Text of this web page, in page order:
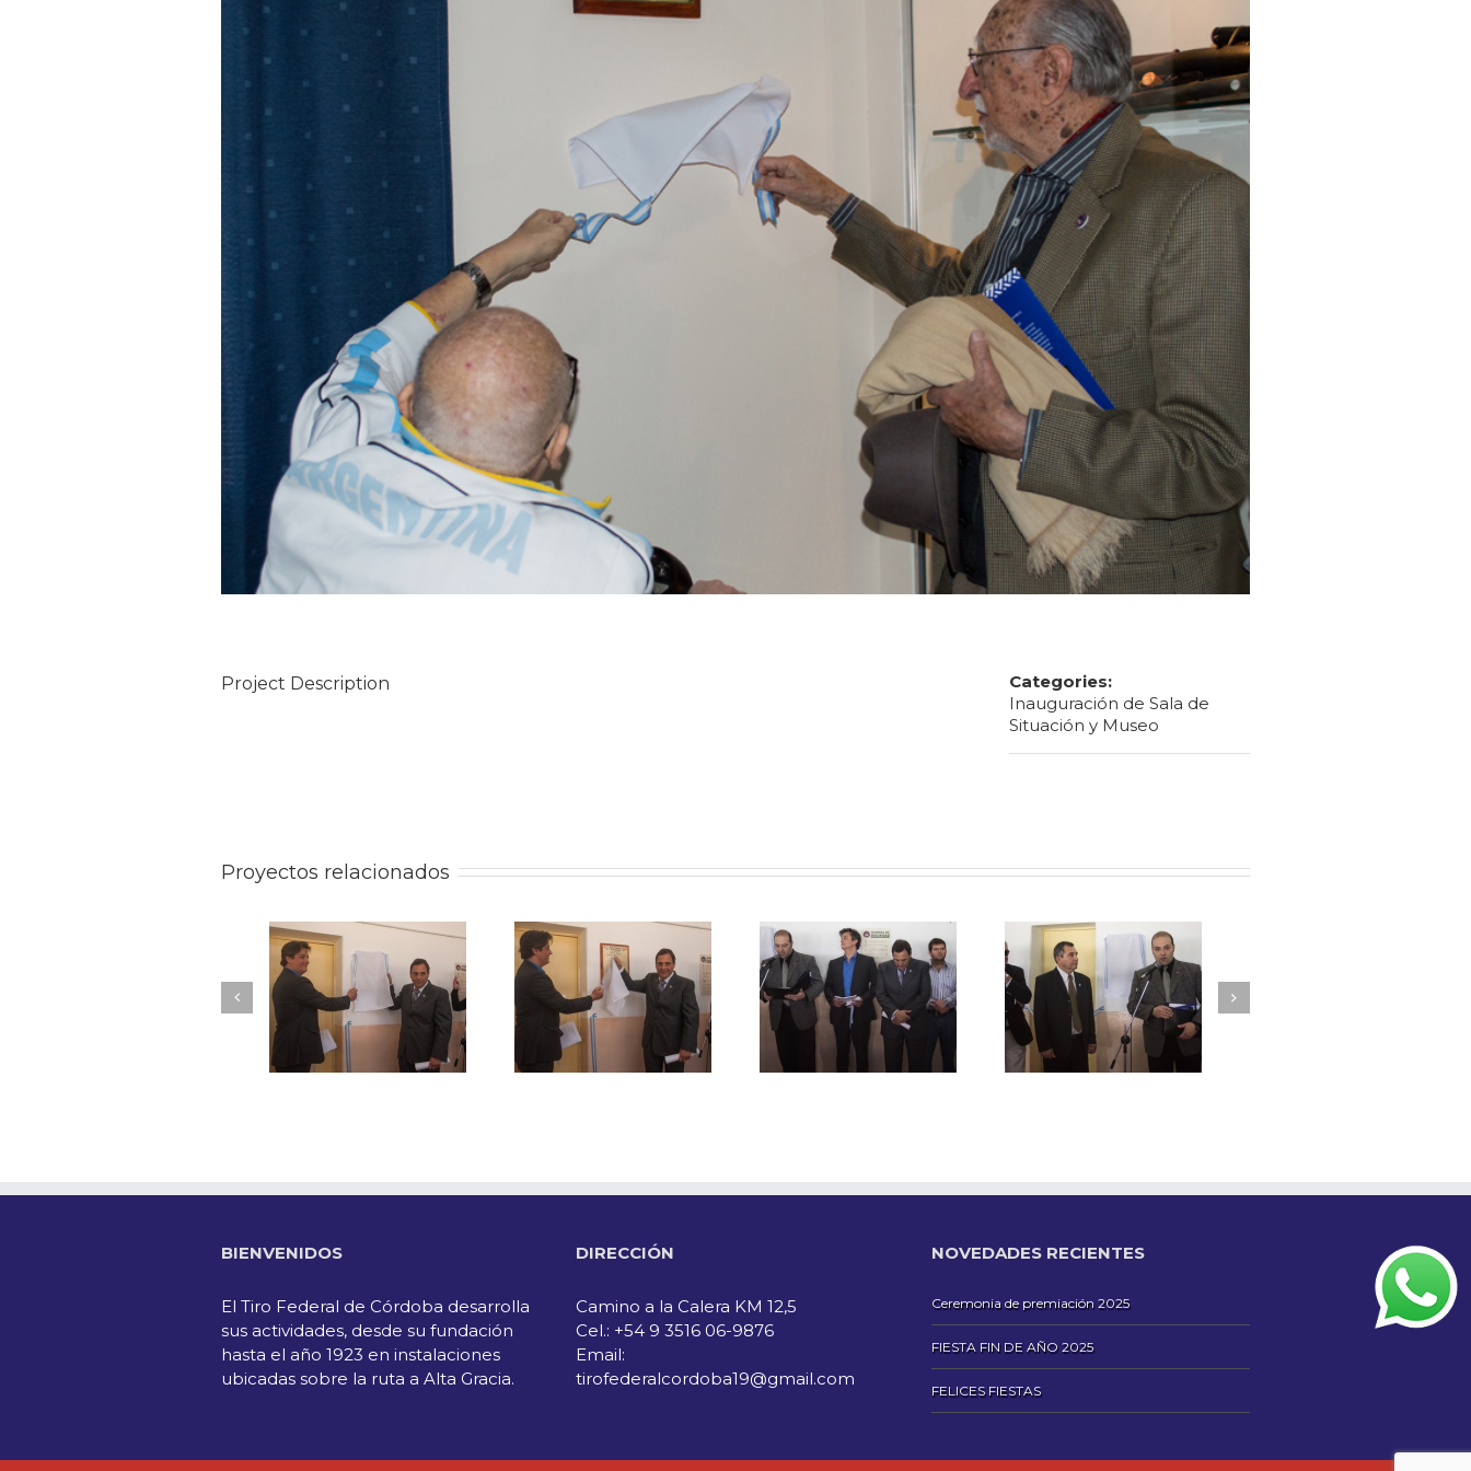
Project Description
Categories:
Inauguración de Sala de
Situación y Museo
Proyectos relacionados
BIENVENIDOS
El Tiro Federal de Córdoba desarrolla
sus actividades, desde su fundación
hasta el año 1923 en instalaciones
ubicadas sobre la ruta a Alta Gracia.
DIRECCIÓN
Camino a la Calera KM 12,5
Cel.: +54 9 3516 06-9876
Email:
tirofederalcordoba19@gmail.com
NOVEDADES RECIENTES
Ceremonia de premiación 2025
FIESTA FIN DE AÑO 2025
FELICES FIESTAS